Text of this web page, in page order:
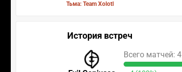
Тьма: Team Xolotl
История встреч
Всего матчей: 4